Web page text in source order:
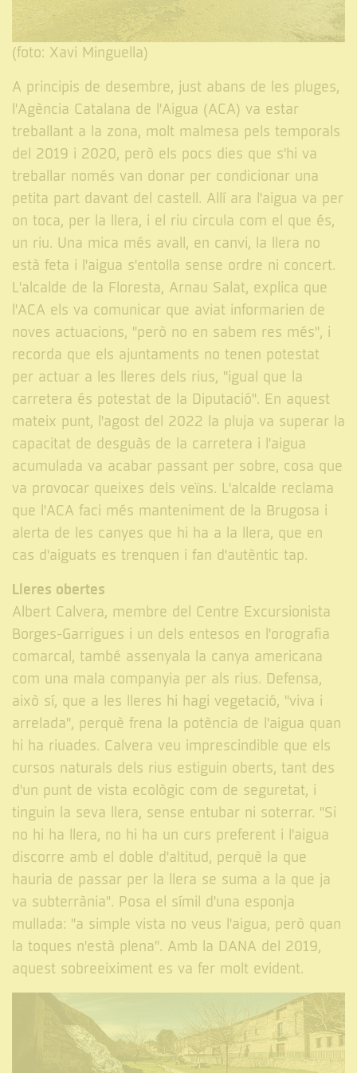
(foto: Xavi Minguella)
A principis de desembre, just abans de les pluges,
l'Agència Catalana de l'Aigua (ACA) va estar
treballant a la zona, molt malmesa pels temporals
del 2019 i 2020, però els pocs dies que s'hi va
treballar només van donar per condicionar una
petita part davant del castell. Allí ara l'aigua va per
on toca, per la llera, i el riu circula com el que és,
un riu. Una mica més avall, en canvi, la llera no
està feta i l'aigua s'entolla sense ordre ni concert.
L'alcalde de la Floresta, Arnau Salat, explica que
l'ACA els va comunicar que aviat informarien de
noves actuacions, "però no en sabem res més", i
recorda que els ajuntaments no tenen potestat
per actuar a les lleres dels rius, "igual que la
carretera és potestat de la Diputació". En aquest
mateix punt, l'agost del 2022 la pluja va superar la
capacitat de desguàs de la carretera i l'aigua
acumulada va acabar passant per sobre, cosa que
va provocar queixes dels veïns. L'alcalde reclama
que l'ACA faci més manteniment de la Brugosa i
alerta de les canyes que hi ha a la llera, que en
cas d'aiguats es trenquen i fan d'autèntic tap.
Lleres obertes
Albert Calvera, membre del Centre Excursionista
Borges-Garrigues i un dels entesos en l'orografia
comarcal, també assenyala la canya americana
com una mala companyia per als rius. Defensa,
això sí, que a les lleres hi hagi vegetació, "viva i
arrelada", perquè frena la potència de l'aigua quan
hi ha riuades. Calvera veu imprescindible que els
cursos naturals dels rius estiguin oberts, tant des
d'un punt de vista ecològic com de seguretat, i
tinguin la seva llera, sense entubar ni soterrar. "Si
no hi ha llera, no hi ha un curs preferent i l'aigua
discorre amb el doble d'altitud, perquè la que
hauria de passar per la llera se suma a la que ja
va subterrània". Posa el símil d'una esponja
mullada: "a simple vista no veus l'aigua, però quan
la toques n'està plena". Amb la DANA del 2019,
aquest sobreeiximent es va fer molt evident.